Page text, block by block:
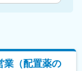
業（配置薬の